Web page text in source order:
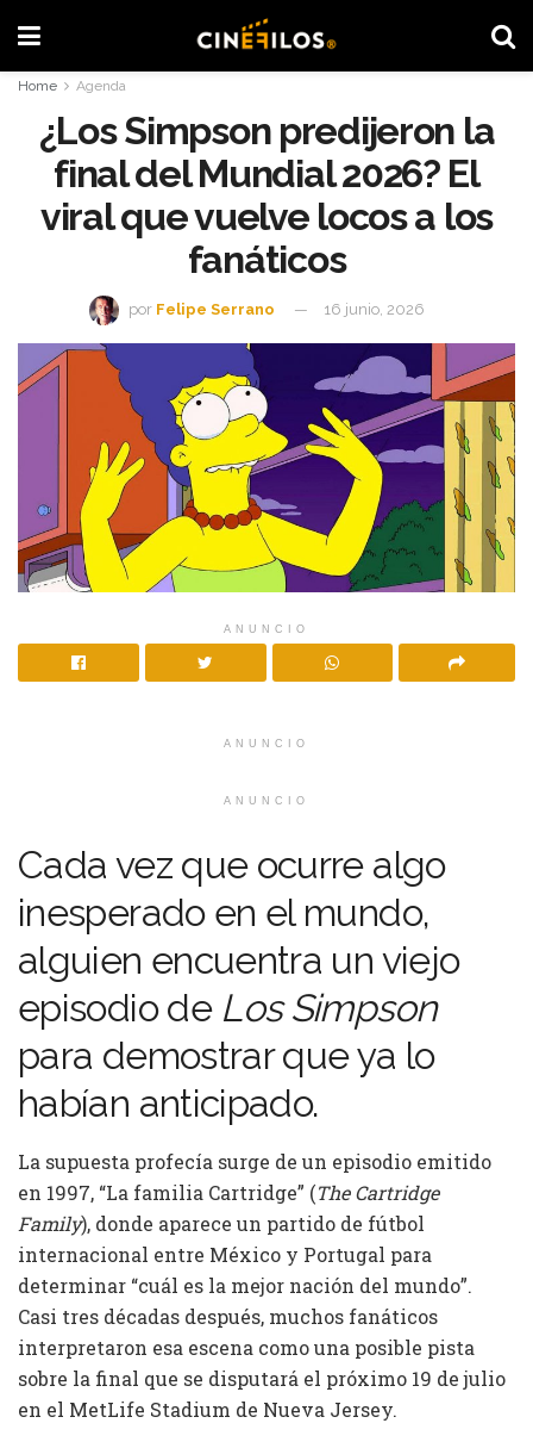
Home Agenda
¿Los Simpson predijeron la
final del Mundial 2026? El
viral que vuelve locos a los
fanáticos
por Felipe Serrano 16 junio, 2026
ANUNCIO
ANUNCIO
ANUNCIO
Cada vez que ocurre algo
inesperado en el mundo,
alguien encuentra un viejo
episodio de Los Simpson
para demostrar que ya lo
habían anticipado.
La supuesta profecía surge de un episodio emitido
en 1997, “La familia Cartridge” (The Cartridge
Family), donde aparece un partido de fútbol
internacional entre México y Portugal para
determinar “cuál es la mejor nación del mundo”.
Casi tres décadas después, muchos fanáticos
interpretaron esa escena como una posible pista
sobre la final que se disputará el próximo 19 de julio
en el MetLife Stadium de Nueva Jersey.